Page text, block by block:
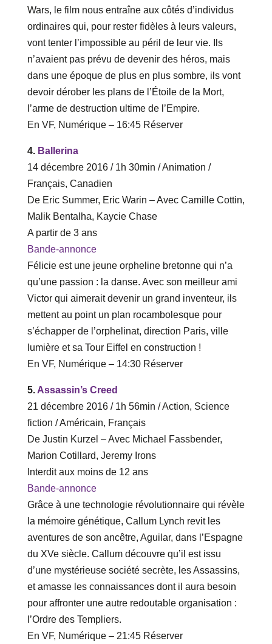
Wars, le film nous entraîne aux côtés d’individus
ordinaires qui, pour rester fidèles à leurs valeurs,
vont tenter l’impossible au péril de leur vie. Ils
n’avaient pas prévu de devenir des héros, mais
dans une époque de plus en plus sombre, ils vont
devoir dérober les plans de l’Étoile de la Mort,
l’arme de destruction ultime de l’Empire.
En VF, Numérique – ‎16‎:‎45 Réserver
4. Ballerina
14 décembre 2016 / 1h 30min / Animation /
Français, Canadien
De Eric Summer, Eric Warin – Avec Camille Cottin,
Malik Bentalha, Kaycie Chase
A partir de 3 ans
Bande-annonce
Félicie est une jeune orpheline bretonne qui n’a
qu’une passion : la danse. Avec son meilleur ami
Victor qui aimerait devenir un grand inventeur, ils
mettent au point un plan rocambolesque pour
s’échapper de l’orphelinat, direction Paris, ville
lumière et sa Tour Eiffel en construction !
En VF, Numérique – ‎14‎:‎30 Réserver
5. Assassin’s Creed
21 décembre 2016 / 1h 56min / Action, Science
fiction / Américain, Français
De Justin Kurzel – Avec Michael Fassbender,
Marion Cotillard, Jeremy Irons
Interdit aux moins de 12 ans
Bande-annonce
Grâce à une technologie révolutionnaire qui révèle
la mémoire génétique, Callum Lynch revit les
aventures de son ancêtre, Aguilar, dans l’Espagne
du XVe siècle. Callum découvre qu’il est issu
d’une mystérieuse société secrète, les Assassins,
et amasse les connaissances dont il aura besoin
pour affronter une autre redoutable organisation :
l’Ordre des Templiers.
En VF, Numérique – ‎21‎:‎45 Réserver